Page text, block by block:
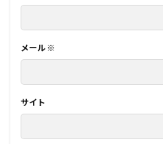
メール ※
サイト